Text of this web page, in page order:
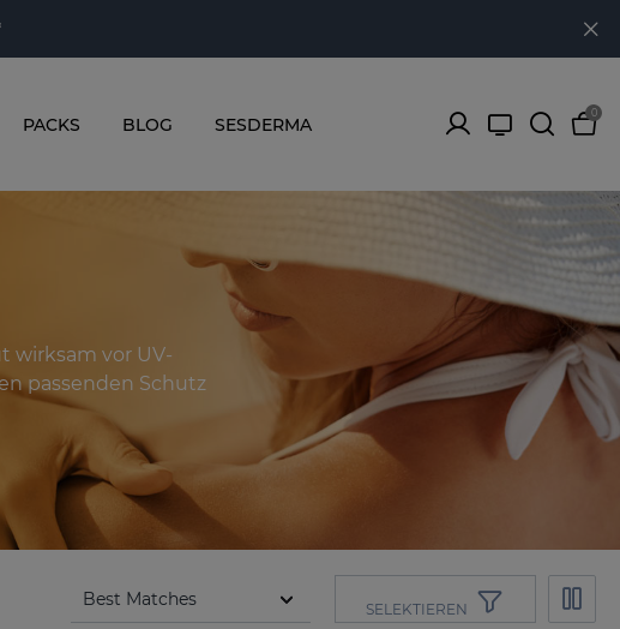
PACKS BLOG SESDERMA
0
wirksam vor UV-
passenden Schutz
SELEKTIEREN